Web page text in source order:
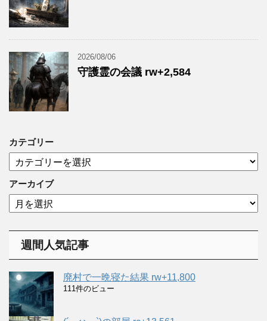
2026/08/06
守護霊の会議 rw+2,584
カテゴリー
テ
ゴ
リ
ー
アーカイブ
ア
ー
週間人気記事
廃村で一晩寝た結果 rw+11,800
111件のビュー